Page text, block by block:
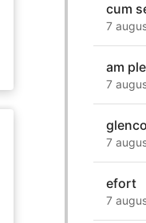
cum
7
am
7
7
efort
7